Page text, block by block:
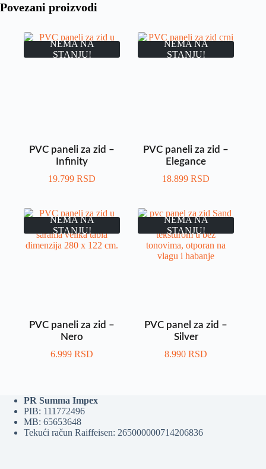
Povezani proizvodi
NEMA NA
STANJU!
PVC paneli za zid –
Infinity
19.799RSD
NEMA NA
STANJU!
PVC paneli za zid –
Elegance
18.899RSD
NEMA NA
STANJU!
PVC paneli za zid –
Nero
6.999RSD
NEMA NA
STANJU!
PVC panel za zid –
Silver
8.990RSD
PR Summa Impex
PIB: 111772496
MB: 65653648
Tekući račun Raiffeisen: 265000000714206836